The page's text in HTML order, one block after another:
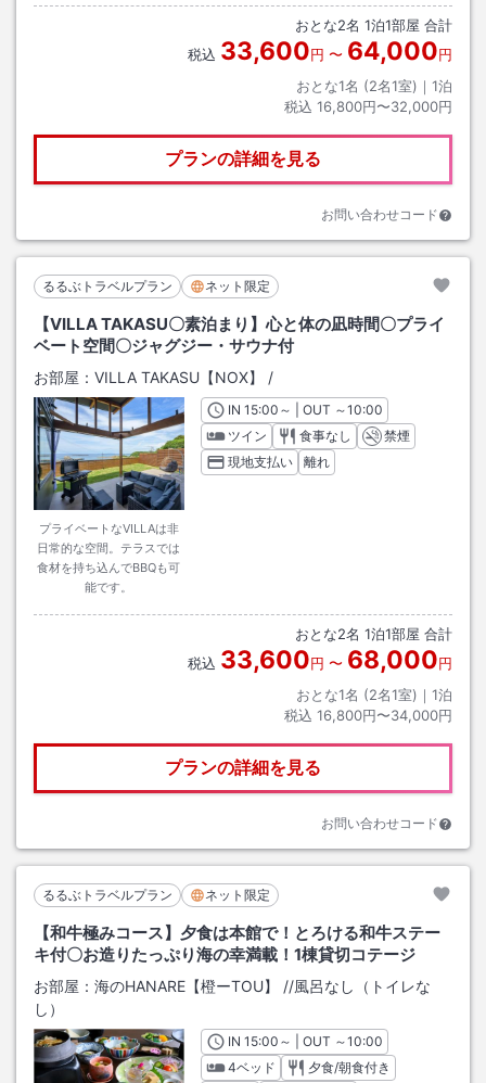
おとな2名 1泊1部屋 合計
税込 33,600円 〜 64,000円
おとな1名 (2名1室)｜ 1泊
税込 16,800円〜32,000円
プランの詳細を見る
お問い合わせコード
るるぶトラベルプラン ネット限定
【VILLA TAKASU〇素泊まり】心と体の凪時間〇プライ
ベート空間〇ジャグジー・サウナ付
お部屋： VILLA TAKASU【NOX】 /
プライベートなVILLAは非
日常的な空間。テラスでは
食材を持ち込んでBBQも可
能です。
INチェックイン
15:00 ～ | OUT チェックアウト
～10:00
ツイン
食事なし
禁煙
現地支払い
離れ
おとな2名 1泊1部屋 合計
税込 33,600円 〜 68,000円
おとな1名 (2名1室)｜ 1泊
税込 16,800円〜34,000円
プランの詳細を見る
お問い合わせコード
るるぶトラベルプラン ネット限定
【和牛極みコース】夕食は本館で！とろける和牛ステー
キ付〇お造りたっぷり海の幸満載！1棟貸切コテージ
お部屋： 海のHANARE【橙ーTOU】 //風呂なし（トイレな
し）
INチェックイン
15:00 ～ | OUT チェックアウト
～10:00
4ベッド
夕食/朝食付き